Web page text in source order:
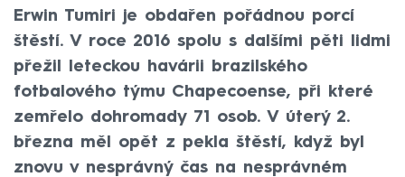
Erwin Tumiri je obdařen pořádnou porcí
štěstí. V roce 2016 spolu s dalšími pěti lidmi
přežil leteckou havárii brazilského
fotbalového týmu Chapecoense, při které
zemřelo dohromady 71 osob. V úterý 2.
března měl opět z pekla štěstí, když byl
znovu v nesprávný čas na nesprávném